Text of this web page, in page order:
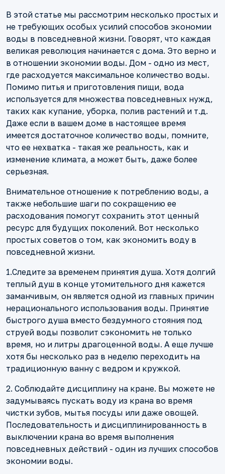
В этой статье мы рассмотрим несколько простых и
не требующих особых усилий способов экономии
воды в повседневной жизни. Говорят, что каждая
великая революция начинается с дома. Это верно и
в отношении экономии воды. Дом - одно из мест,
где расходуется максимальное количество воды.
Помимо питья и приготовления пищи, вода
используется для множества повседневных нужд,
таких как купание, уборка, полив растений и т.д.
Даже если в вашем доме в настоящее время
имеется достаточное количество воды, помните,
что ее нехватка - такая же реальность, как и
изменение климата, а может быть, даже более
серьезная.
Внимательное отношение к потреблению воды, а
также небольшие шаги по сокращению ее
расходования помогут сохранить этот ценный
ресурс для будущих поколений. Вот несколько
простых советов о том, как экономить воду в
повседневной жизни.
1.Следите за временем принятия душа. Хотя долгий
теплый душ в конце утомительного дня кажется
заманчивым, он является одной из главных причин
нерационального использования воды. Принятие
быстрого душа вместо бездумного стояния под
струей воды позволит сэкономить не только
время, но и литры драгоценной воды. А еще лучше
хотя бы несколько раз в неделю переходить на
традиционную ванну с ведром и кружкой.
2. Соблюдайте дисциплину на кране. Вы можете не
задумываясь пускать воду из крана во время
чистки зубов, мытья посуды или даже овощей.
Последовательность и дисциплинированность в
выключении крана во время выполнения
повседневных действий - один из лучших способов
экономии воды.